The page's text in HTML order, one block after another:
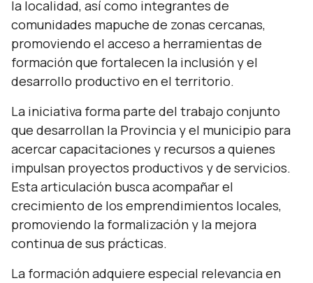
la localidad, así como integrantes de
comunidades mapuche de zonas cercanas,
promoviendo el acceso a herramientas de
formación que fortalecen la inclusión y el
desarrollo productivo en el territorio.
La iniciativa forma parte del trabajo conjunto
que desarrollan la Provincia y el municipio para
acercar capacitaciones y recursos a quienes
impulsan proyectos productivos y de servicios.
Esta articulación busca acompañar el
crecimiento de los emprendimientos locales,
promoviendo la formalización y la mejora
continua de sus prácticas.
La formación adquiere especial relevancia en